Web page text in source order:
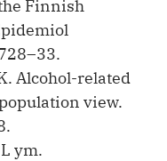
Finnish
Alcohol-related
view.
ym.